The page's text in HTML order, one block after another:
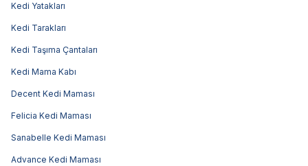
Kedi Yatakları
Kedi Tarakları
Kedi Taşıma Çantaları
Kedi Mama Kabı
Decent Kedi Maması
Felicia Kedi Maması
Sanabelle Kedi Maması
Advance Kedi Maması